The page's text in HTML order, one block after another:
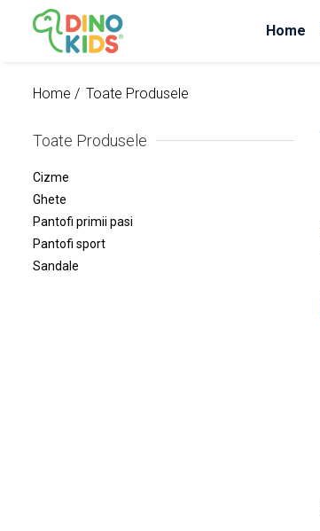
Suport clienti
Livrare
Livrare internationala
Formular de retur
Home
Home / Toate Produsele
Toate Produsele
Cizme
Ghete
Pantofi primii pasi
Pantofi sport
Sandale